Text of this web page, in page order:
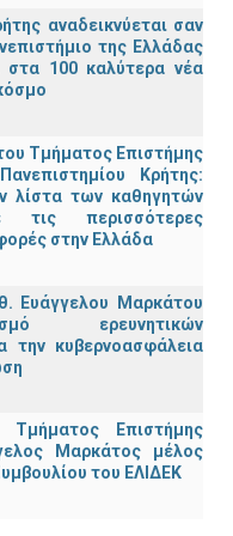
αναδεικνύεται σαν
της Ελλάδας
στα 100 καλύτερα νέα
Τμήματος Επιστήμης
Κρήτης:
λίστα των καθηγητών
τις περισσότερες
στην Ελλάδα
Ευάγγελου Μαρκάτου
ερευνητικών
την κυβερνοασφάλεια
Επιστήμης
Μαρκάτος μέλος
του ΕΛΙΔΕΚ